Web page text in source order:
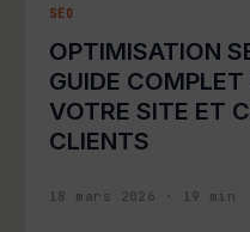
SEO
OPTIMISATION
GUIDE COMPLET
VOTRE SITE ET
CLIENTS
18 mars 2026 · 19 min